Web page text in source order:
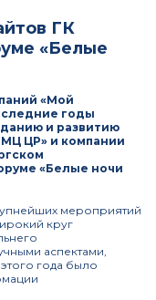
ГК
«Белые
«Мой
годы
и развитию
ЦР» и компании
«Белые ночи
мероприятий
круг
аспектами,
года было